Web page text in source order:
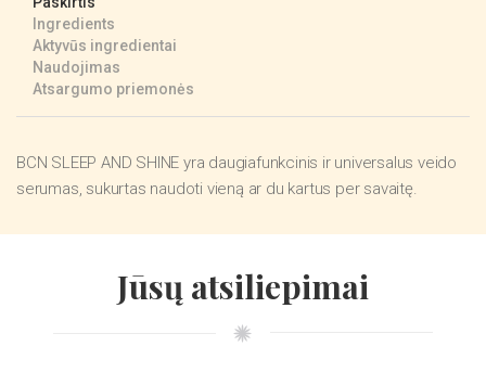
Ingredients
Aktyvūs ingredientai
Naudojimas
Atsargumo priemonės
BCN SLEEP AND SHINE yra daugiafunkcinis ir universalus veido
serumas, sukurtas naudoti vieną ar du kartus per savaitę.
Jūsų atsiliepimai